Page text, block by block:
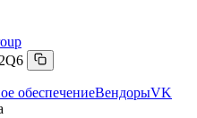
обеспечениеВендорыVK